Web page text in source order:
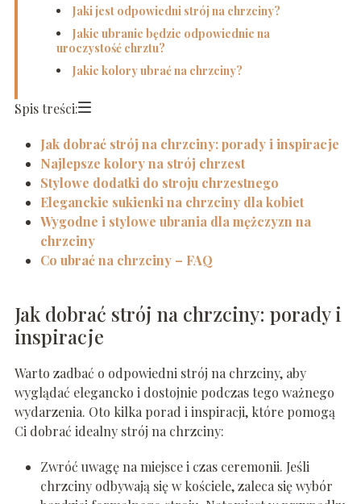
Jaki jest odpowiedni strój na chrzciny?
Jakie ubranie będzie odpowiednie na
uroczystość chrztu?
Jakie kolory ubrać na chrzciny?
Spis treści:
Jak dobrać strój na chrzciny: porady i inspiracje
Najlepsze kolory na strój chrzest
Stylowe dodatki do stroju chrzestnego
Eleganckie sukienki na chrzciny dla kobiet
Wygodne i stylowe ubrania dla mężczyzn na
chrzciny
Co ubrać na chrzciny – FAQ
Jak dobrać strój na chrzciny: porady i
inspiracje
Warto zadbać o odpowiedni strój na chrzciny, aby
wyglądać elegancko i dostojnie podczas tego ważnego
wydarzenia. Oto kilka porad i inspiracji, które pomogą
Ci dobrać idealny strój na chrzciny:
Zwróć uwagę na miejsce i czas ceremonii. Jeśli
chrzciny odbywają się w kościele, zaleca się wybór